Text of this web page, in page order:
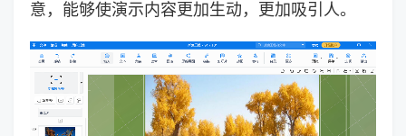
意，能够使演示内容更加生动，更加吸引人。